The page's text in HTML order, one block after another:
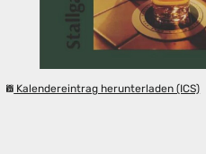
Kalendereintrag herunterladen (ICS)